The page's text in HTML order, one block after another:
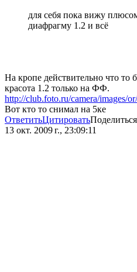
для себя пока вижу
диафрагму 1.2 и всё
На кропе действительно что то
красота 1.2 только на ФФ.
http://club.foto.ru/camera/images/
Вот кто то снимал на 5ке
ОтветитьЦитироватьПоделиться
13 окт. 2009 г., 23:09:11